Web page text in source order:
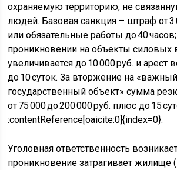
охраняемую территорию, не
людей. Базовая санкция – штраф от 3
или обязательные работы до 40
проникновении на объекты
увеличивается до 10 000 руб. и арест
до 10 суток. За вторжение на «важный
государственный объект» сумма
от 75 000 до 200 000 руб. плюс до 15
:contentReference[oaicite:0]{index=0}.
Уголовная ответственность
проникновение затрагивает жилище